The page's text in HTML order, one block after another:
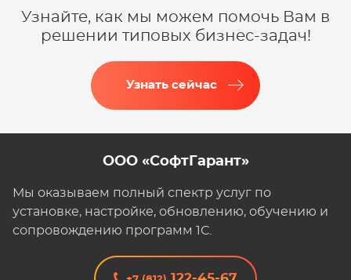
Узнайте, как мы можем помочь Вам в
решении типовых бизнес-задач!
Узнать сейчас
ООО «СофтГарант»
Мы оказываем полный спектр услуг по
установке, настройке, обновлению, обучению и
сопровождению программ 1С.